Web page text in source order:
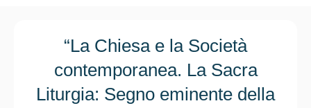
“La Chiesa e la Società
contemporanea. La Sacra
Liturgia: Segno eminente della